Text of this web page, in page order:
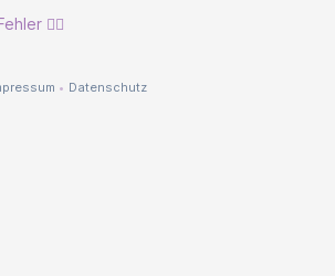
🐱‍💻
• Datenschutz